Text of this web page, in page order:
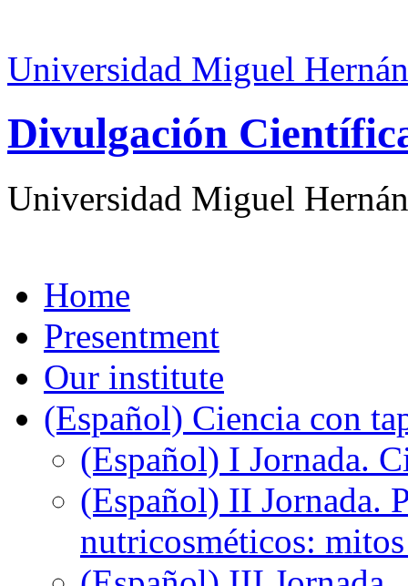
Universidad Miguel
Divulgación
Universidad Miguel
Home
Presentment
Our institute
(Español) Ciencia con
(Español) I Jornada.
(Español) II Jornada.
nutricosméticos: